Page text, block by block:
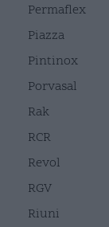
Permaflex
Piazza
Pintinox
Porvasal
Rak
RCR
Revol
RGV
Riuni